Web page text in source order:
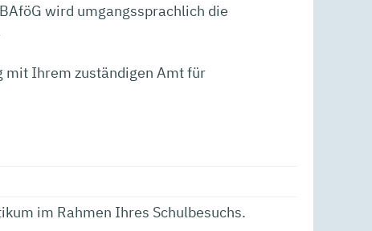
wird umgangssprachlich die
mit Ihrem zuständigen Amt für
im Rahmen Ihres Schulbesuchs.